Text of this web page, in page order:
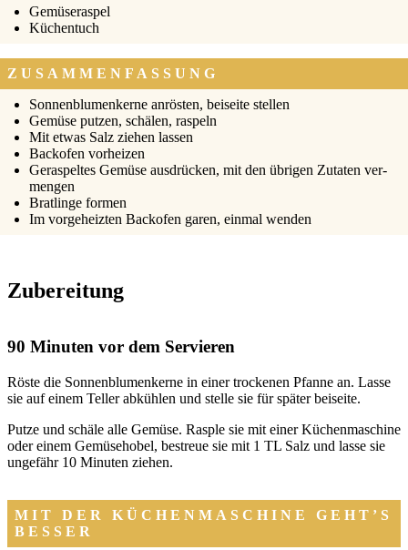
Gemü­se­ras­pel
Küchen­tuch
ZUSAMMENFASSUNG
Son­nen­blu­men­ker­ne anrös­ten, bei­sei­te stel­len
Gemü­se put­zen, schä­len, ras­peln
Mit etwas Salz zie­hen las­sen
Back­ofen vor­hei­zen
Geras­pel­tes Gemü­se aus­drü­cken, mit den übri­gen Zuta­ten ver­
men­gen
Brat­lin­ge for­men
Im vor­ge­heiz­ten Back­ofen garen, ein­mal wen­den
Zubereitung
90 Minuten vor dem Servieren
Rös­te die Son­nen­blu­men­ker­ne in einer tro­cke­nen Pfan­ne an. Las­se
sie auf einem Tel­ler abküh­len und stel­le sie für spä­ter bei­sei­te.
Put­ze und schä­le alle Gemü­se. Rasp­le sie mit einer Küchen­ma­schi­ne
oder einem Gemü­se­ho­bel, bestreue sie mit 1 TL Salz und las­se sie
unge­fähr 10 Minu­ten zie­hen.
MIT DER KÜCHENMASCHINE GEHT’S
BESSER